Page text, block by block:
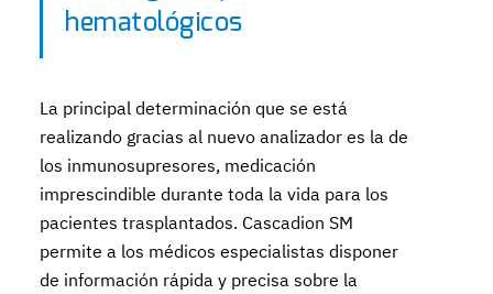
hematológicos
La principal determinación que se está
realizando gracias al nuevo analizador es la de
los inmunosupresores, medicación
imprescindible durante toda la vida para los
pacientes trasplantados. Cascadion SM
permite a los médicos especialistas disponer
de información rápida y precisa sobre la